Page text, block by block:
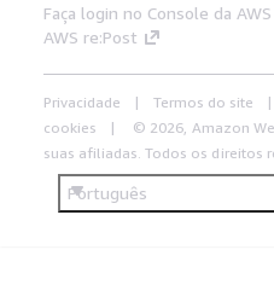
Faça login no Console da AWS
AWS re:Post
Privacidade Termos do site
cookies
© 2026, Amazon
suas afiliadas. Todos os direitos
Português